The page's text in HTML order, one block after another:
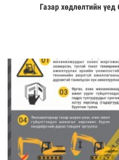
Газар хөдлөлтийн үед